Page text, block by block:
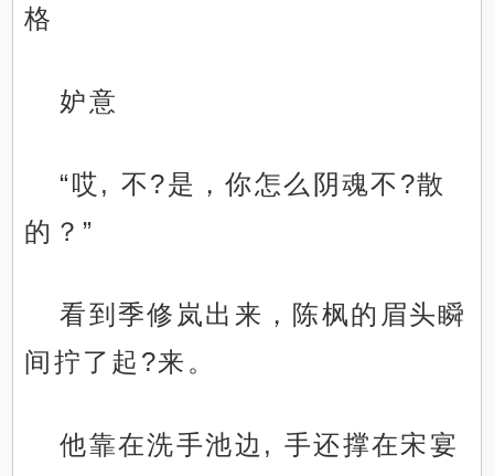
格
妒意
“哎, 不?是，你怎么阴魂不?散
的？”
看到季修岚出来，陈枫的眉头瞬
间拧了起?来。
他靠在洗手池边, 手还撑在宋宴